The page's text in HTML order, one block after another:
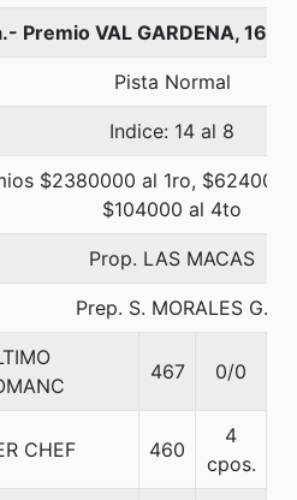
Premio VAL GARDENA,
Pista Normal
Indice: 14 al 8
$2380000 al 1ro,
$104000 al 4to
Prop. LAS MACAS
Prep. S. MORALES G.
467 0/0
CHEF 460
4
cpos.